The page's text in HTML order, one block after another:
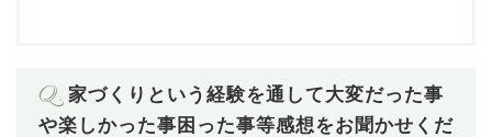
Q. 家づくりという経験を通して大変だった事
や楽しかった事困った事等感想をお聞かせくだ